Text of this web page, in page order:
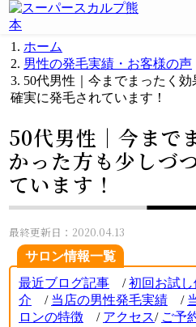
ホーム
男性の発毛実績・お客様の声
50代男性｜今までまったく
確実に発毛されています！
50代男性｜今まで
かった方も少しづ
ています！
最終更新日：2020.04.13
サロン情報一覧
最近ブログ記事 /初回お試
介 / 当店の男性発毛実績 /
ロンの特徴 / アクセス/ ご予